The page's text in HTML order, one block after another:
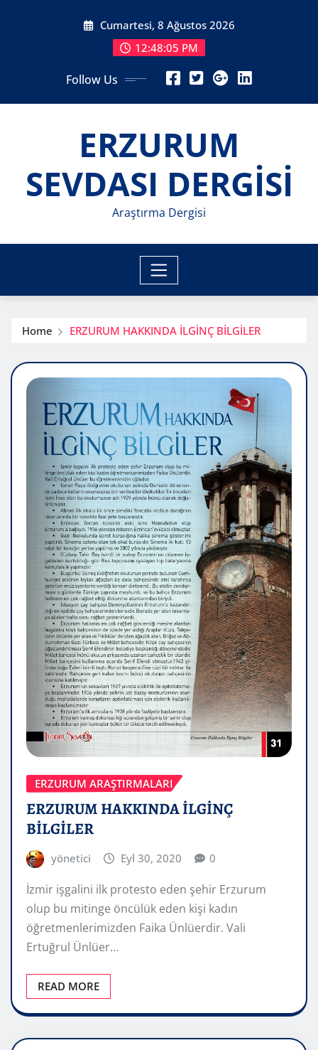
Cumartesi, 8 Ağustos 2026
12:48:07 PM
Follow Us
ERZURUM
SEVDASI DERGİSİ
Araştırma Dergisi
Home ERZURUM HAKKINDA İLGİNÇ BİLGİLER
ERZURUM ARAŞTIRMALARI
ERZURUM HAKKINDA İLGİNÇ
BİLGİLER
yönetici Eyl 30, 2020 0
İzmir işgalini ilk protesto eden şehir Erzurum
olup bu mitinge öncülük eden kişi kadın
öğretmenlerimizden Faika Ünlüerdir. Vali
Ertuğrul Ünlüer…
READ MORE